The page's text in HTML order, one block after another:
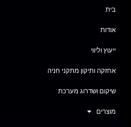
בית
אודות
ייעוץ וליווי
אחזקה ותיקון מתקני חניה
שיקום ושדרוג מערכת
מוצרים